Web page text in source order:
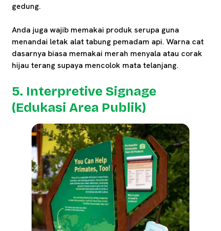
gedung.
Anda juga wajib memakai produk serupa guna
menandai letak alat tabung pemadam api. Warna cat
dasarnya biasa memakai merah menyala atau corak
hijau terang supaya mencolok mata telanjang.
5. Interpretive Signage
(Edukasi Area Publik)